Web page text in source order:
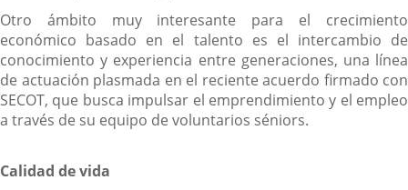
Otro ámbito muy interesante para el crecimiento
económico basado en el talento es el intercambio de
conocimiento y experiencia entre generaciones, una línea
de actuación plasmada en el reciente acuerdo firmado con
SECOT, que busca impulsar el emprendimiento y el empleo
a través de su equipo de voluntarios séniors.
Calidad de vida